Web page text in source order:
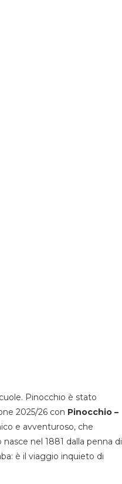
Pinocchio è stato
2025/26 con Pinocchio –
e avventuroso, che
nel 1881 dalla penna di
è il viaggio inquieto di